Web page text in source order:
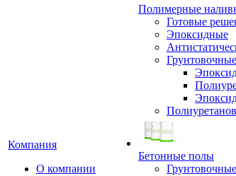
Компания
О компании
Полимерные
Готовые
Эпоксидные
Бетонные полы